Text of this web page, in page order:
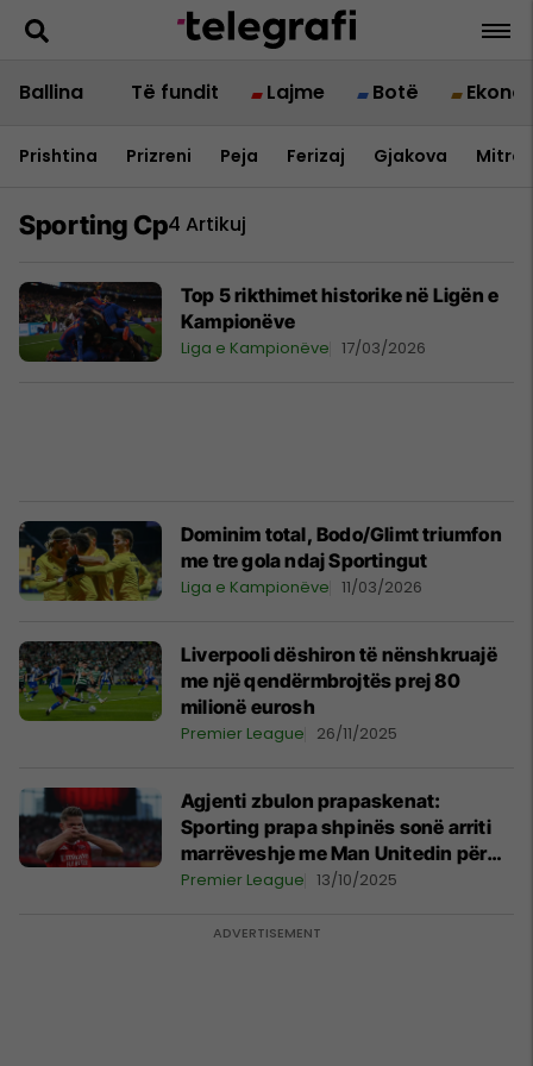
Ballina Të fundit Lajme Botë
Prishtina Prizreni Peja Ferizaj Gjakova
Sporting Cp4 Artikuj
Top 5 rikthimet historike në Ligën e
Kampionëve
Liga e Kampionëve 17/03/2026
Dominim total, Bodo/Glimt triumfon
me tre gola ndaj Sportingut
Liga e Kampionëve 11/03/2026
Liverpooli dëshiron të nënshkruajë
me një qendërmbrojtës prej 80
milionë eurosh
Premier League 26/11/2025
Agjenti zbulon prapaskenat:
Sporting prapa shpinës sonë arriti
marrëveshje me Man Unitedin për
Gyokeres
Premier League 13/10/2025